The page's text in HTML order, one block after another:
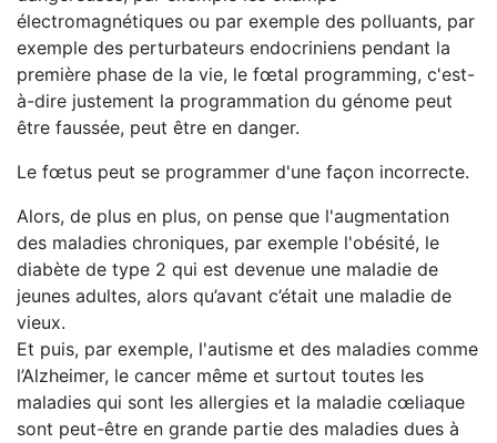
électromagnétiques ou par exemple des polluants, par
exemple des perturbateurs endocriniens pendant la
première phase de la vie, le fœtal programming, c'est-
à-dire justement la programmation du génome peut
être faussée, peut être en danger.
Le fœtus peut se programmer d'une façon incorrecte.
Alors, de plus en plus, on pense que l'augmentation
des maladies chroniques, par exemple l'obésité, le
diabète de type 2 qui est devenue une maladie de
jeunes adultes, alors qu’avant c’était une maladie de
vieux.
Et puis, par exemple, l'autisme et des maladies comme
l’Alzheimer, le cancer même et surtout toutes les
maladies qui sont les allergies et la maladie cœliaque
sont peut-être en grande partie des maladies dues à